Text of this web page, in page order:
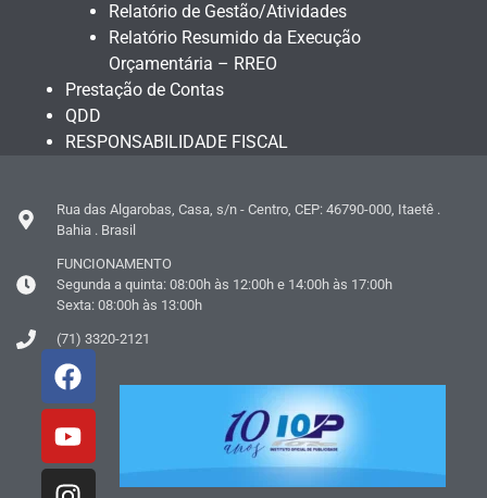
Relatório de Gestão/Atividades
Relatório Resumido da Execução
Orçamentária – RREO
Prestação de Contas
QDD
RESPONSABILIDADE FISCAL
Rua das Algarobas, Casa, s/n - Centro, CEP: 46790-000, Itaetê .
Bahia . Brasil
FUNCIONAMENTO
Segunda a quinta: 08:00h às 12:00h e 14:00h às 17:00h
Sexta: 08:00h às 13:00h
(71) 3320-2121